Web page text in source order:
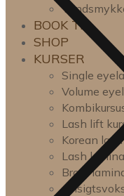
BOOK TID
SHOP
KURSER
Single
Volume
Lash lift
Korean
Lash
Brow